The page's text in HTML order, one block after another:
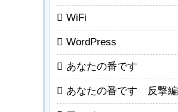
WiFi
WordPress
あなたの番です
あなたの番です 反撃編